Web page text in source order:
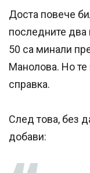
Доста повече
последните
50 са минали
Манолова. Но те
справка.
След това, без
добави: